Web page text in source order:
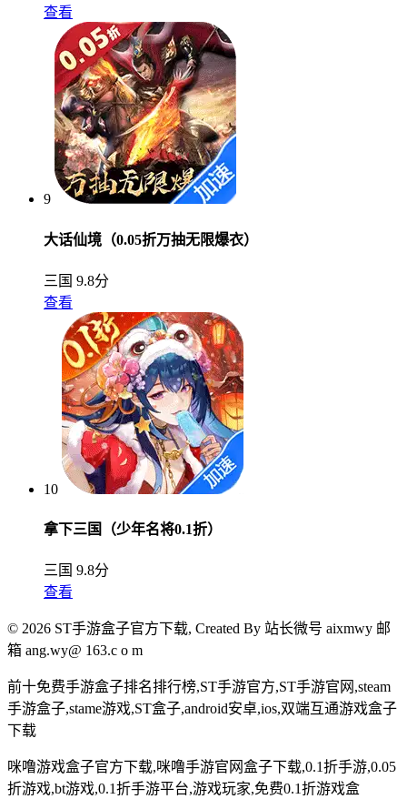
查看
9
大话仙境（0.05折万抽无限爆衣）
三国 9.8分
查看
10
拿下三国（少年名将0.1折）
三国 9.8分
查看
© 2026 ST手游盒子官方下载, Created By 站长微号 aixmwy 邮
箱 ang.wy@ 163.c o m
前十免费手游盒子排名排行榜,ST手游官方,ST手游官网,steam
手游盒子,stame游戏,ST盒子,android安卓,ios,双端互通游戏盒子
下载
咪噜游戏盒子官方下载,咪噜手游官网盒子下载,0.1折手游,0.05
折游戏,bt游戏,0.1折手游平台,游戏玩家,免费0.1折游戏盒